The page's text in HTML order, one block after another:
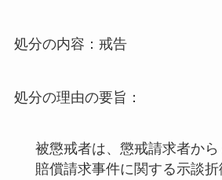
処分の内容：戒告
処分の理由の要旨：
被懲戒者は、懲戒請求者か
賠償請求事件に関する示談